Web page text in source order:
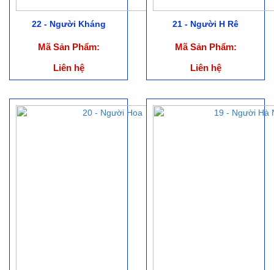
22 - Người Kháng
Mã Sản Phẩm:
Liên hệ
21 - Người H Rê
Mã Sản Phẩm:
Liên hệ